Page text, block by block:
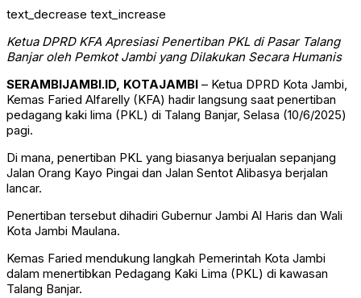
text_decrease text_increase
Ketua DPRD KFA Apresiasi Penertiban PKL di Pasar Talang
Banjar oleh Pemkot Jambi yang Dilakukan Secara Humanis
SERAMBIJAMBI.ID, KOTAJAMBI – Ketua DPRD Kota Jambi,
Kemas Faried Alfarelly (KFA) hadir langsung saat penertiban
pedagang kaki lima (PKL) di Talang Banjar, Selasa (10/6/2025)
pagi.
Di mana, penertiban PKL yang biasanya berjualan sepanjang
Jalan Orang Kayo Pingai dan Jalan Sentot Alibasya berjalan
lancar.
Penertiban tersebut dihadiri Gubernur Jambi Al Haris dan Wali
Kota Jambi Maulana.
Kemas Faried mendukung langkah Pemerintah Kota Jambi
dalam menertibkan Pedagang Kaki Lima (PKL) di kawasan
Talang Banjar.